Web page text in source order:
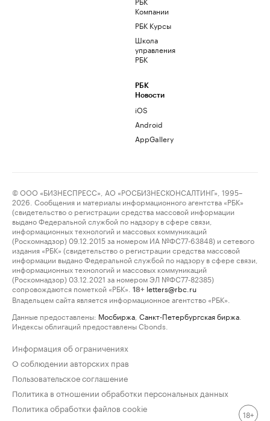
Компании
РБК Курсы
Школа
управления
РБК
РБК
Новости
iOS
Android
AppGallery
© ООО «БИЗНЕСПРЕСС», АО «РОСБИЗНЕСКОНСАЛТИНГ», 1995–
2026. Сообщения и материалы информационного агентства «РБК»
(свидетельство о регистрации средства массовой информации
выдано Федеральной службой по надзору в сфере связи,
информационных технологий и массовых коммуникаций
(Роскомнадзор) 09.12.2015 за номером ИА №ФС77-63848) и сетевого
издания «РБК» (свидетельство о регистрации средства массовой
информации выдано Федеральной службой по надзору в сфере связи,
информационных технологий и массовых коммуникаций
(Роскомнадзор) 03.12.2021 за номером ЭЛ №ФС77-82385)
сопровождаются пометкой «РБК».
18+ letters@rbc.ru
Владельцем сайта является информационное агентство «РБК».
Данные предоставлены: Мосбиржа Санкт-Петербургская биржа
Индексы облигаций предоставлены Cbonds.
Информация об ограничениях
О соблюдении авторских прав
Пользовательское соглашение
Политика в отношении обработки персональных данных
Политика обработки файлов cookie
18+